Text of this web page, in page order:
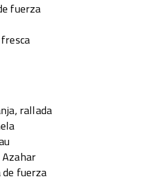
fuerza
rallada
Azahar
fuerza